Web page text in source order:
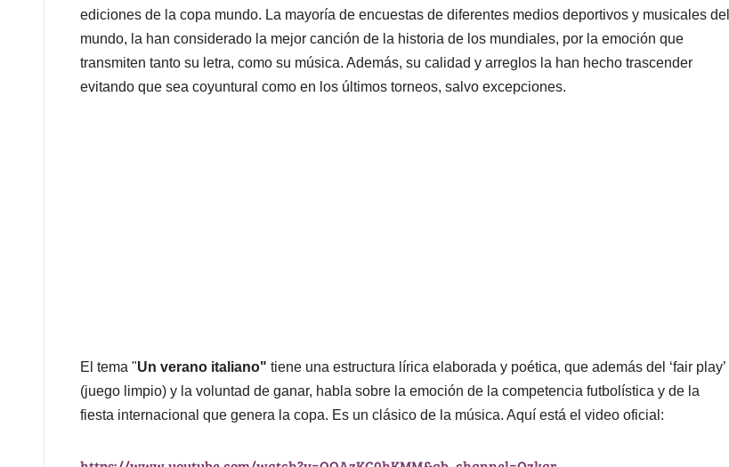
ediciones de la copa mundo. La mayoría de encuestas de diferentes medios deportivos y musicales del
mundo, la han considerado la mejor canción de la historia de los mundiales, por la emoción que
transmiten tanto su letra, como su música. Además, su calidad y arreglos la han hecho trascender
evitando que sea coyuntural como en los últimos torneos, salvo excepciones.
El tema "Un verano italiano" tiene una estructura lírica elaborada y poética, que además del ‘fair play’
(juego limpio) y la voluntad de ganar, habla sobre la emoción de la competencia futbolística y de la
fiesta internacional que genera la copa. Es un clásico de la música. Aquí está el video oficial: